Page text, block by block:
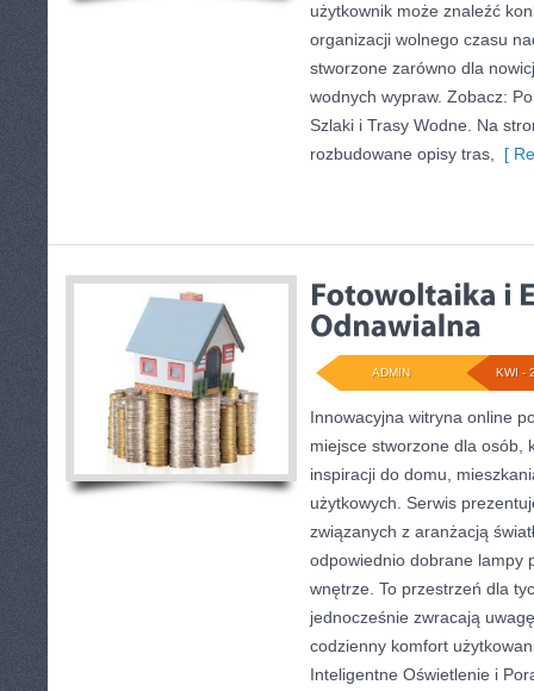
użytkownik może znaleźć
organizacji wolnego czasu
stworzone zarówno dla
wodnych wypraw. Zobacz:
Szlaki i Trasy Wodne. Na
rozbudowane opisy tras,
[
KWI -
ADMIN
Innowacyjna witryna online
miejsce stworzone dla osób,
inspiracji do domu,
użytkowych. Serwis
związanych z aranżacją
odpowiednio dobrane lampy
wnętrze. To przestrzeń dla
jednocześnie zwracają
codzienny komfort
Inteligentne Oświetlenie i